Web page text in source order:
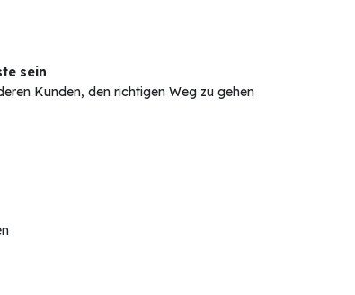
sein
Kunden, den richtigen Weg zu gehen